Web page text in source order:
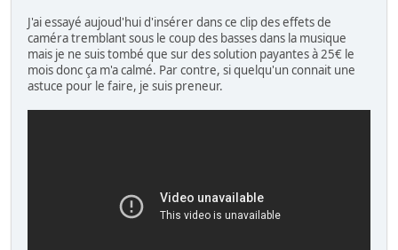
J'ai essayé aujoud'hui d'insérer dans ce clip des effets de
caméra tremblant sous le coup des basses dans la musique
mais je ne suis tombé que sur des solution payantes à 25€ le
mois donc ça m'a calmé. Par contre, si quelqu'un connait une
astuce pour le faire, je suis preneur.